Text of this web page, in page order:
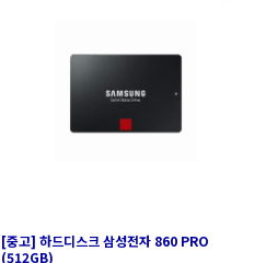
[중고] 하드디스크 삼성전자 860 PRO
(512GB)